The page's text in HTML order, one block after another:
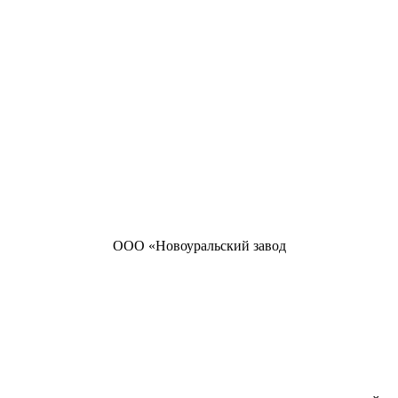
ООО «Новоуральский завод